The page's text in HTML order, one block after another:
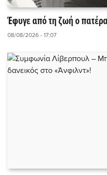
Έφυγε από τη ζωή ο
08/08/2026 - 17:07